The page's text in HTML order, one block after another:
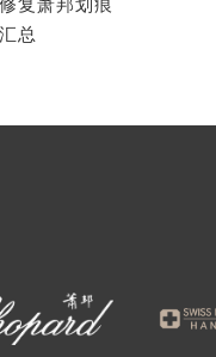
治区鄂尔多斯市东胜
治区呼伦贝尔市海拉尔
自治区锡林郭勒盟市锡
自治区兴安盟市乌兰浩
大同市平城区迎宾街萧
晋中市榆次区顺城街萧
临汾市尧都区解放路萧
复萧邦划痕
总